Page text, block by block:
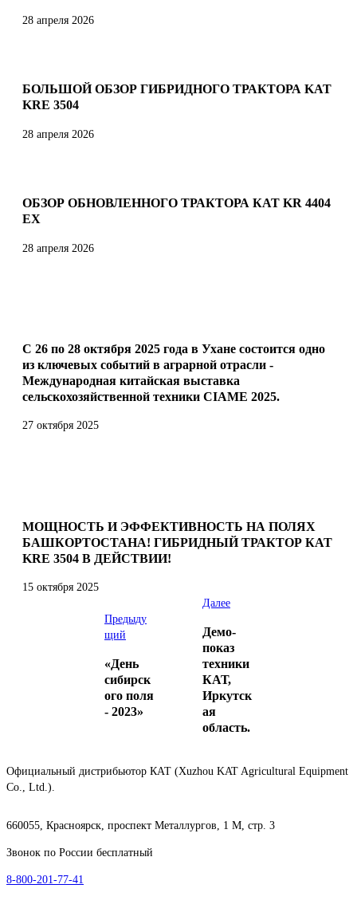
28 апреля 2026
БОЛЬШОЙ ОБЗОР ГИБРИДНОГО ТРАКТОРА KAT
KRE 3504
28 апреля 2026
ОБЗОР ОБНОВЛЕННОГО ТРАКТОРА КАТ KR 4404
EX
28 апреля 2026
С 26 по 28 октября 2025 года в Ухане состоится одно
из ключевых событий в аграрной отрасли -
Международная китайская выставка
сельскохозяйственной техники CIAME 2025.
27 октября 2025
МОЩНОСТЬ И ЭФФЕКТИВНОСТЬ НА ПОЛЯХ
БАШКОРТОСТАНА! ГИБРИДНЫЙ ТРАКТОР КАТ
KRE 3504 В ДЕЙСТВИИ!
15 октября 2025
Предыду
щий
«День
сибирск
ого поля
- 2023»
Далее
Демо-
показ
техники
КАТ,
Иркутск
ая
область.
Официальный дистрибьютор КАТ (Xuzhou KAT Agricultural Equipment
Co., Ltd.).
660055, Красноярск, проспект Металлургов, 1 М, стр. 3
Звонок по России бесплатный
8-800-201-77-41